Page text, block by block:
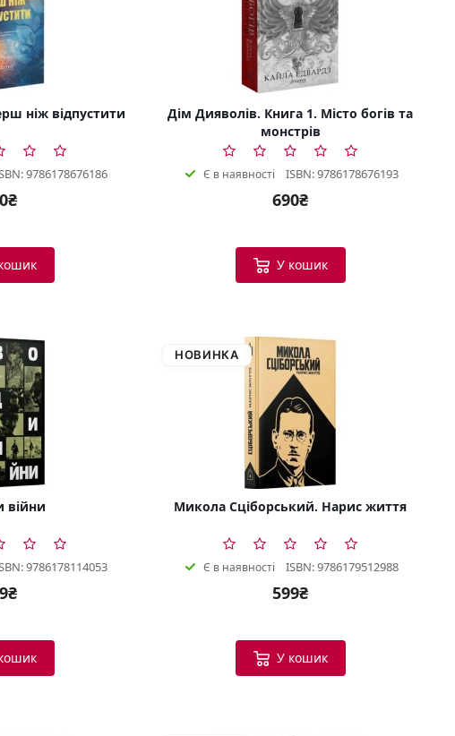
ніж відпустити
9786178676186
Дім Дияволів. Книга 1. Місто богів та
монстрів
Є в наявності ISBN: 9786178676193
690₴
У кошик
війни
9786178114053
НОВИНКА
Микола Сціборський. Нарис життя
Є в наявності ISBN: 9786179512988
599₴
У кошик